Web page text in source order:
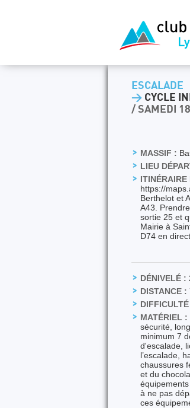
ESCALADE
> CYCLE
/ SAMEDI
MASSIF :
LIEU
https://
Berthelot et
A43.
sortie 25 et
Mairie à
D74 en
DÉNIVELÉ :
DISTANCE :
MATÉRIEL :
sécurité,
minimum 7
d'escalade,
l’escalade,
chaussures
et du
à ne pas
ces